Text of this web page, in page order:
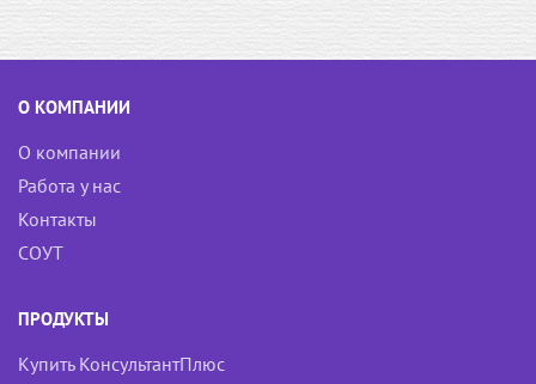
i
О КОМПАНИИ
О компании
Работа у нас
Контакты
СОУТ
ПРОДУКТЫ
Купить КонсультантПлюс